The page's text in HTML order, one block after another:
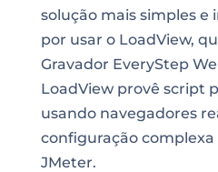
solução mais simples
por usar o LoadView,
Gravador EveryStep
LoadView provê script
usando navegadores
configuração
JMeter.